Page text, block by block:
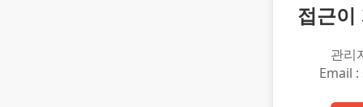
접근이
관리
Email